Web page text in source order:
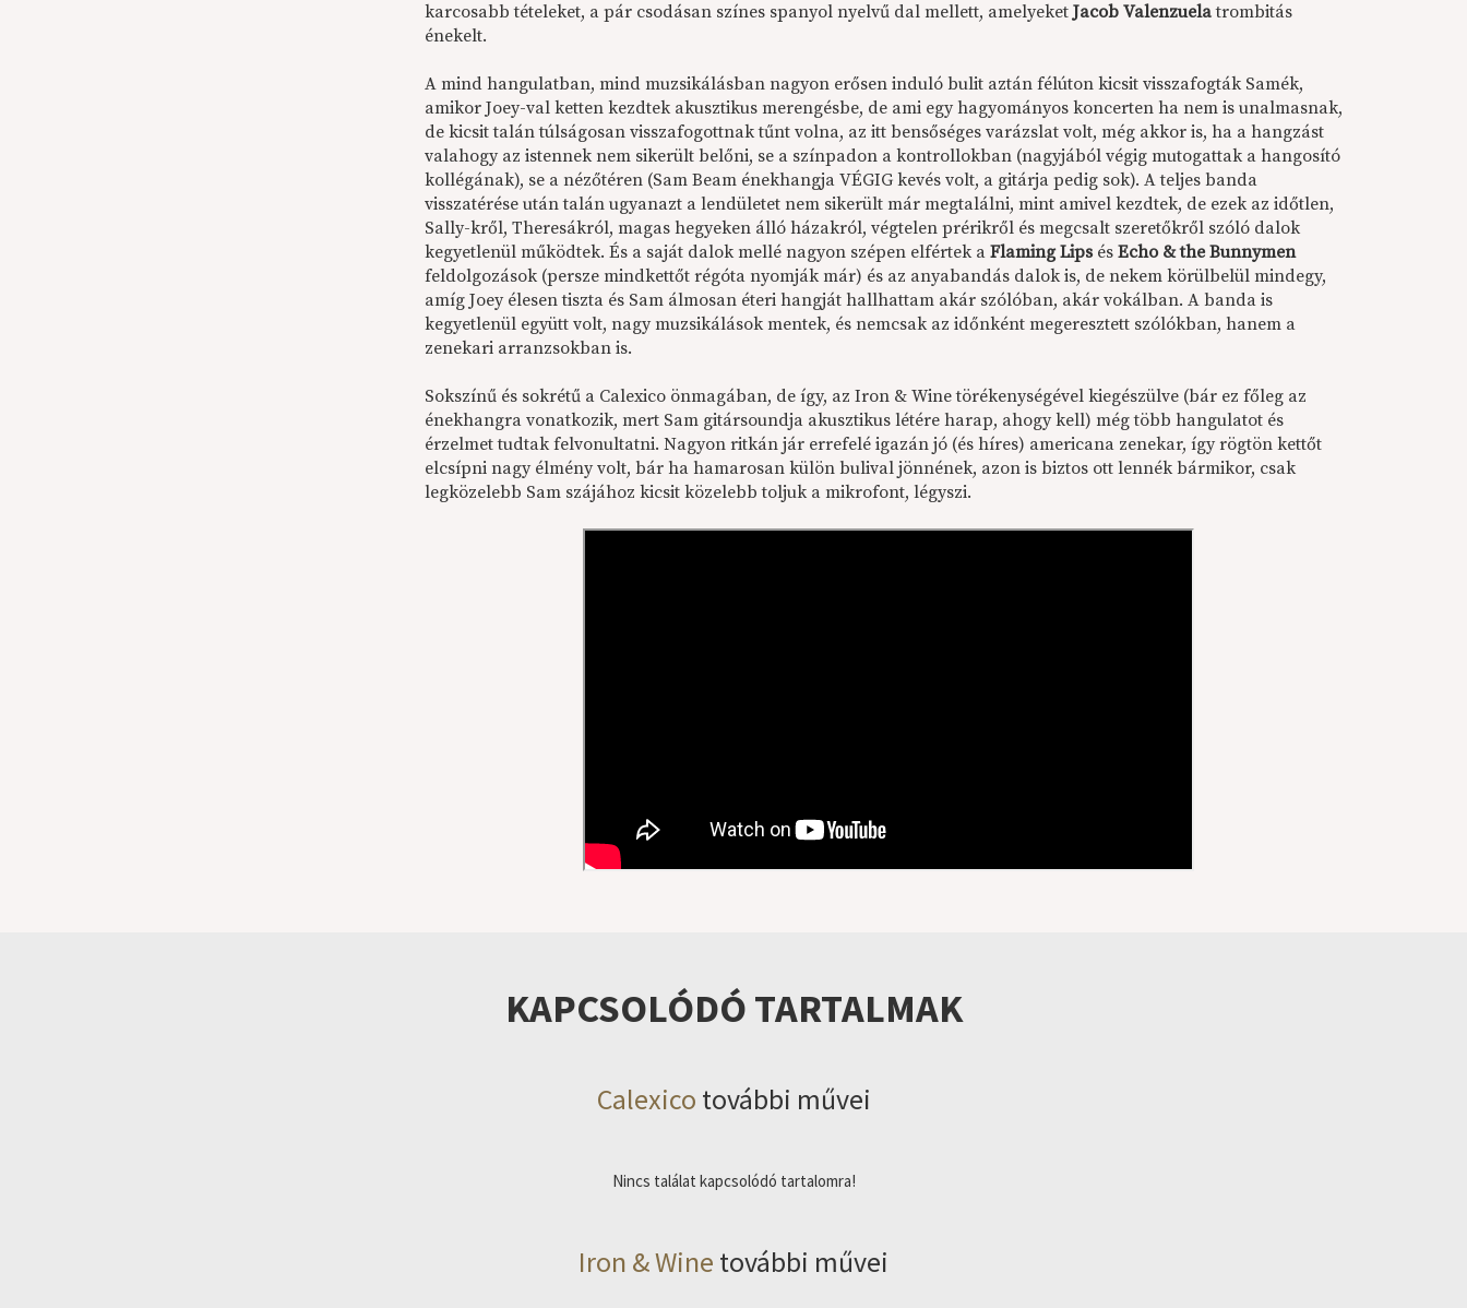
karcosabb tételeket, a pár csodásan színes spanyol nyelvű dal mellett, amelyeketJacob Valenzuelatrombitás
énekelt.
A mind hangulatban, mind muzsikálásban nagyon erősen induló bulit aztán félúton kicsit visszafogták Samék,
amikor Joey-val ketten kezdtek akusztikus merengésbe, de ami egy hagyományos koncerten ha nem is unalmasnak,
de kicsit talán túlságosan visszafogottnak tűnt volna, az itt bensőséges varázslat volt, még akkor is, ha a hangzást
valahogy az istennek nem sikerült belőni, se a színpadon a kontrollokban (nagyjából végig mutogattak a hangosító
kollégának), se a nézőtéren (Sam Beam énekhangja VÉGIG kevés volt, a gitárja pedig sok). A teljes banda
visszatérése után talán ugyanazt a lendületet nem sikerült már megtalálni, mint amivel kezdtek, de ezek az időtlen,
Sally-kről, Theresákról, magas hegyeken álló házakról, végtelen prérikről és megcsalt szeretőkről szóló dalok
kegyetlenül működtek. És a saját dalok mellé nagyon szépen elfértek aFlaming LipsésEcho & the Bunnymen
feldolgozások (persze mindkettőt régóta nyomják már) és az anyabandás dalok is, de nekem körülbelül mindegy,
amíg Joey élesen tiszta és Sam álmosan éteri hangját hallhattam akár szólóban, akár vokálban. A banda is
kegyetlenül együtt volt, nagy muzsikálások mentek, és nemcsak az időnként megeresztett szólókban, hanem a
zenekari arranzsokban is.
Sokszínű és sokrétű a Calexico önmagában, de így, az Iron & Wine törékenységével kiegészülve (bár ez főleg az
énekhangra vonatkozik, mert Sam gitársoundja akusztikus létére harap, ahogy kell) még több hangulatot és
érzelmet tudtak felvonultatni. Nagyon ritkán jár errefelé igazán jó (és híres) americana zenekar, így rögtön kettőt
elcsípni nagy élmény volt, bár ha hamarosan külön bulival jönnének, azon is biztos ott lennék bármikor, csak
legközelebb Sam szájához kicsit közelebb toljuk a mikrofont, légyszi.
KAPCSOLÓDÓ TARTALMAK
Calexico további művei
Nincs találat kapcsolódó tartalomra!
Iron & Wine további művei